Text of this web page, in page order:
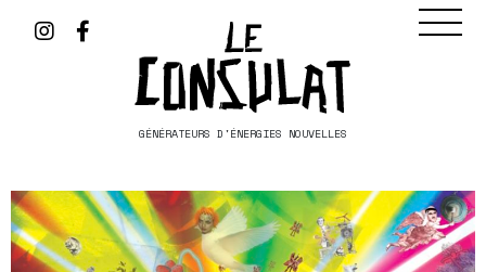
GÉNÉRATEURS D'ÉNERGIES NOUVELLES